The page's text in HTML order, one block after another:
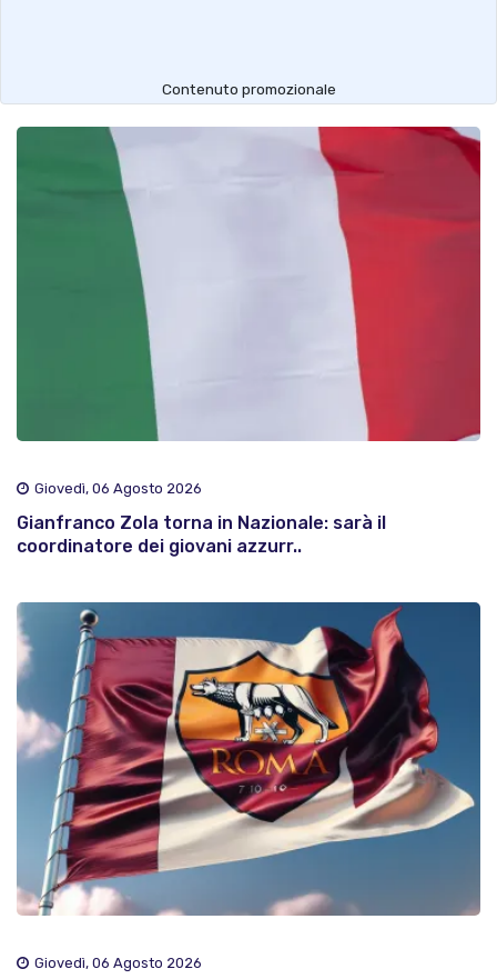
Contenuto promozionale
Giovedì, 06 Agosto 2026
Gianfranco Zola torna in Nazionale: sarà il
coordinatore dei giovani azzurr..
Giovedì, 06 Agosto 2026